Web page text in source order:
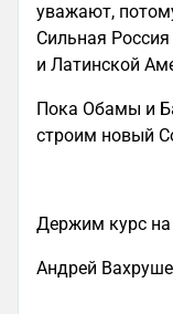
уважают,
Сильная
и Латинской
Пока Обамы и
строим новый
Держим курс на
Андрей